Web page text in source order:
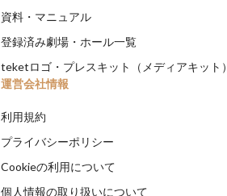
資料・マニュアル
登録済み劇場・ホール一覧
teketロゴ・プレスキット（メディアキット）
運営会社情報
利用規約
プライバシーポリシー
Cookieの利用について
個人情報の取り扱いについて